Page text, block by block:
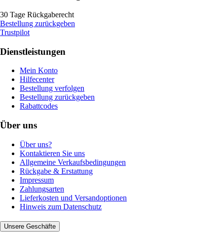
30 Tage Rückgaberecht
Bestellung zurückgeben
Trustpilot
Dienstleistungen
Mein Konto
Hilfecenter
Bestellung verfolgen
Bestellung zurückgeben
Rabattcodes
Über uns
Über uns?
Kontaktieren Sie uns
Allgemeine Verkaufsbedingungen
Rückgabe & Erstattung
Impressum
Zahlungsarten
Lieferkosten und Versandoptionen
Hinweis zum Datenschutz
Unsere Geschäfte